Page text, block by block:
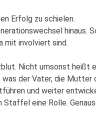
Erfolg zu schielen.
hinaus.
mit involviert sind.
Nicht umsonst heißt
was der Vater, die
und weiter
eine Rolle.